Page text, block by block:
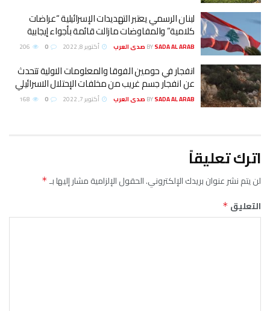
لبنان الرسمي يعتبر التهديدات الإسرائيلية “عراضات
كلامية” والمفاوضات مازالت قائمة بأجواء إيجابية
BYSADA AL ARAB صدى العرب أكتوبر 8, 2022
انفجار في حومين الفوقا والمعلومات الاولية تتحدث
عن انفجار جسم غريب من مخلفات الإحتلال الاسرائيلي
BYSADA AL ARAB صدى العرب أكتوبر 7, 2022
اترك تعليقاً
لن يتم نشر عنوان بريدك الإلكتروني.الحقول الإلزامية مشار إليها بـ*
التعليق *